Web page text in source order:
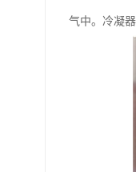
气中。冷凝